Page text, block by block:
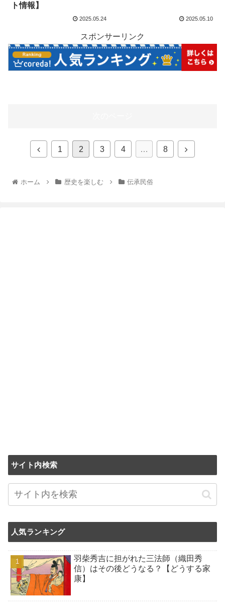
ト情報】
2025.05.24 2025.05.10
スポンサーリンク
1 2 3 4 … 8
ホーム 歴史を楽しむ 伝承民俗
サイト内検索
人気ランキング
羽柴秀吉に担がれた三法師（織田秀
信）はその後どうなる？【どうする家
康】